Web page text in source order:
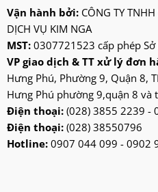
kangaroo
kangen
kdk
ktp
lifan
Mitsubishi
nanoco
ninosun
Vận hành bởi: CÔNG TY
DỊCH VỤ KIM NGA
MST: 0307721523 cấp phép Sở
VP giao dịch & TT xử lý đơn
Hưng Phú, Phường 9, Quận 8,
Hưng Phú phường 9,quận 8 và
Điện thoại: (028) 3855 2239 -
Điện thoại: (028) 38550796
Hotline:0907 044 099 - 0902